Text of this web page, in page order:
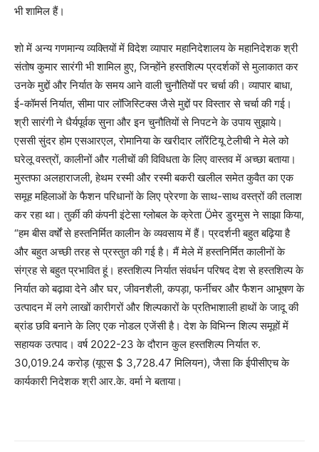
भी शामिल हैं।
शो में अन्य गणमान्य व्यक्तियों में विदेश व्यापार महानिदेशालय के महानिदेशक श्री
संतोष कुमार सारंगी भी शामिल हुए, जिन्होंने हस्तशिल्प प्रदर्शकों से मुलाकात कर
उनके मुद्दों और निर्यात के समय आने वाली चुनौतियों पर चर्चा की। व्यापार बाधा,
ई-कॉमर्स निर्यात, सीमा पार लॉजिस्टिक्स जैसे मुद्दों पर विस्तार से चर्चा की गई।
श्री सारंगी ने धैर्यपूर्वक सुना और इन चुनौतियों से निपटने के उपाय सुझाये।
एससी सुंदर होम एसआरएल, रोमानिया के खरीदार लॉरेंटियू टेलीची ने मेले को
घरेलू वस्त्रों, कालीनों और गलीचों की विविधता के लिए वास्तव में अच्छा बताया।
मुस्तफा अलहाराजली, हेथम रस्मी और रस्मी बकरी खलील समेत कुवैत का एक
समूह महिलाओं के फैशन परिधानों के लिए प्रेरणा के साथ-साथ वस्त्रों की तलाश
कर रहा था। तुर्की की कंपनी इंटेसा ग्लोबल के क्रेता Öमेर डुरमुस ने साझा किया,
“हम बीस वर्षों से हस्तनिर्मित कालीन के व्यवसाय में हैं। प्रदर्शनी बहुत बढ़िया है
और बहुत अच्छी तरह से प्रस्तुत की गई है। मैं मेले में हस्तनिर्मित कालीनों के
संग्रह से बहुत प्रभावित हूं। हस्तशिल्प निर्यात संवर्धन परिषद देश से हस्तशिल्प के
निर्यात को बढ़ावा देने और घर, जीवनशैली, कपड़ा, फर्नीचर और फैशन आभूषण के
उत्पादन में लगे लाखों कारीगरों और शिल्पकारों के प्रतिभाशाली हाथों के जादू की
ब्रांड छवि बनाने के लिए एक नोडल एजेंसी है। देश के विभिन्न शिल्प समूहों में
सहायक उत्पाद। वर्ष 2022-23 के दौरान कुल हस्तशिल्प निर्यात रु.
30,019.24 करोड़ (यूएस $ 3,728.47 मिलियन), जैसा कि ईपीसीएच के
कार्यकारी निदेशक श्री आर.के. वर्मा ने बताया।